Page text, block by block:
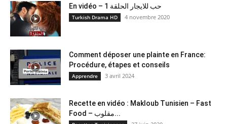
En vidéo – حب للايجار الحلقة 1
Turkish Drama HD 4 novembre 2020
Comment déposer une plainte en France:
Procédure, étapes et conseils
Apprendre 3 avril 2024
Recette en vidéo : Makloub Tunisien – Fast
Food – مقلوب...